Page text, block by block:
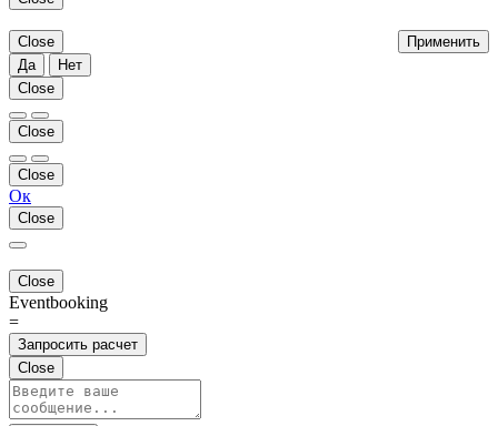
Применить
Close
Да
Нет
Close
Close
Close
Ок
Close
Close
Eventbooking
=
Запросить расчет
Close